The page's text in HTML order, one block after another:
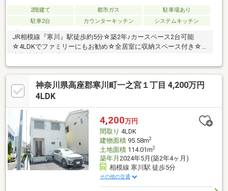
2階建て 都市ガス
駐車場あり
駐車2台
カウンターキッチン システムキッチン
JR相模線『寒川』駅徒歩約5分☆築2年♪カースペース2台可能
☆4LDKでファミリーにもお勧め☆全居室に収納スペース付き☆
神奈川県高座郡寒川町一之宮１丁目 4,200万円
4LDK
4,200万円
間取り 4LDK
建物面積95.58m2
土地面積114.01m2
築年月 2024年5月(築2年4ヶ月)
相模線 寒川駅 徒歩5分
その他の交通